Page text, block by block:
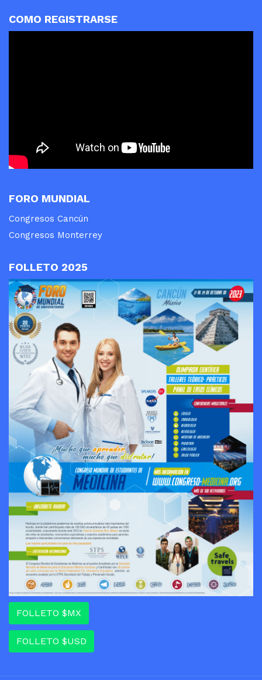
COMO REGISTRARSE
FORO MUNDIAL
Congresos Cancún
Congresos Monterrey
FOLLETO 2025
FOLLETO $MX
FOLLETO $USD